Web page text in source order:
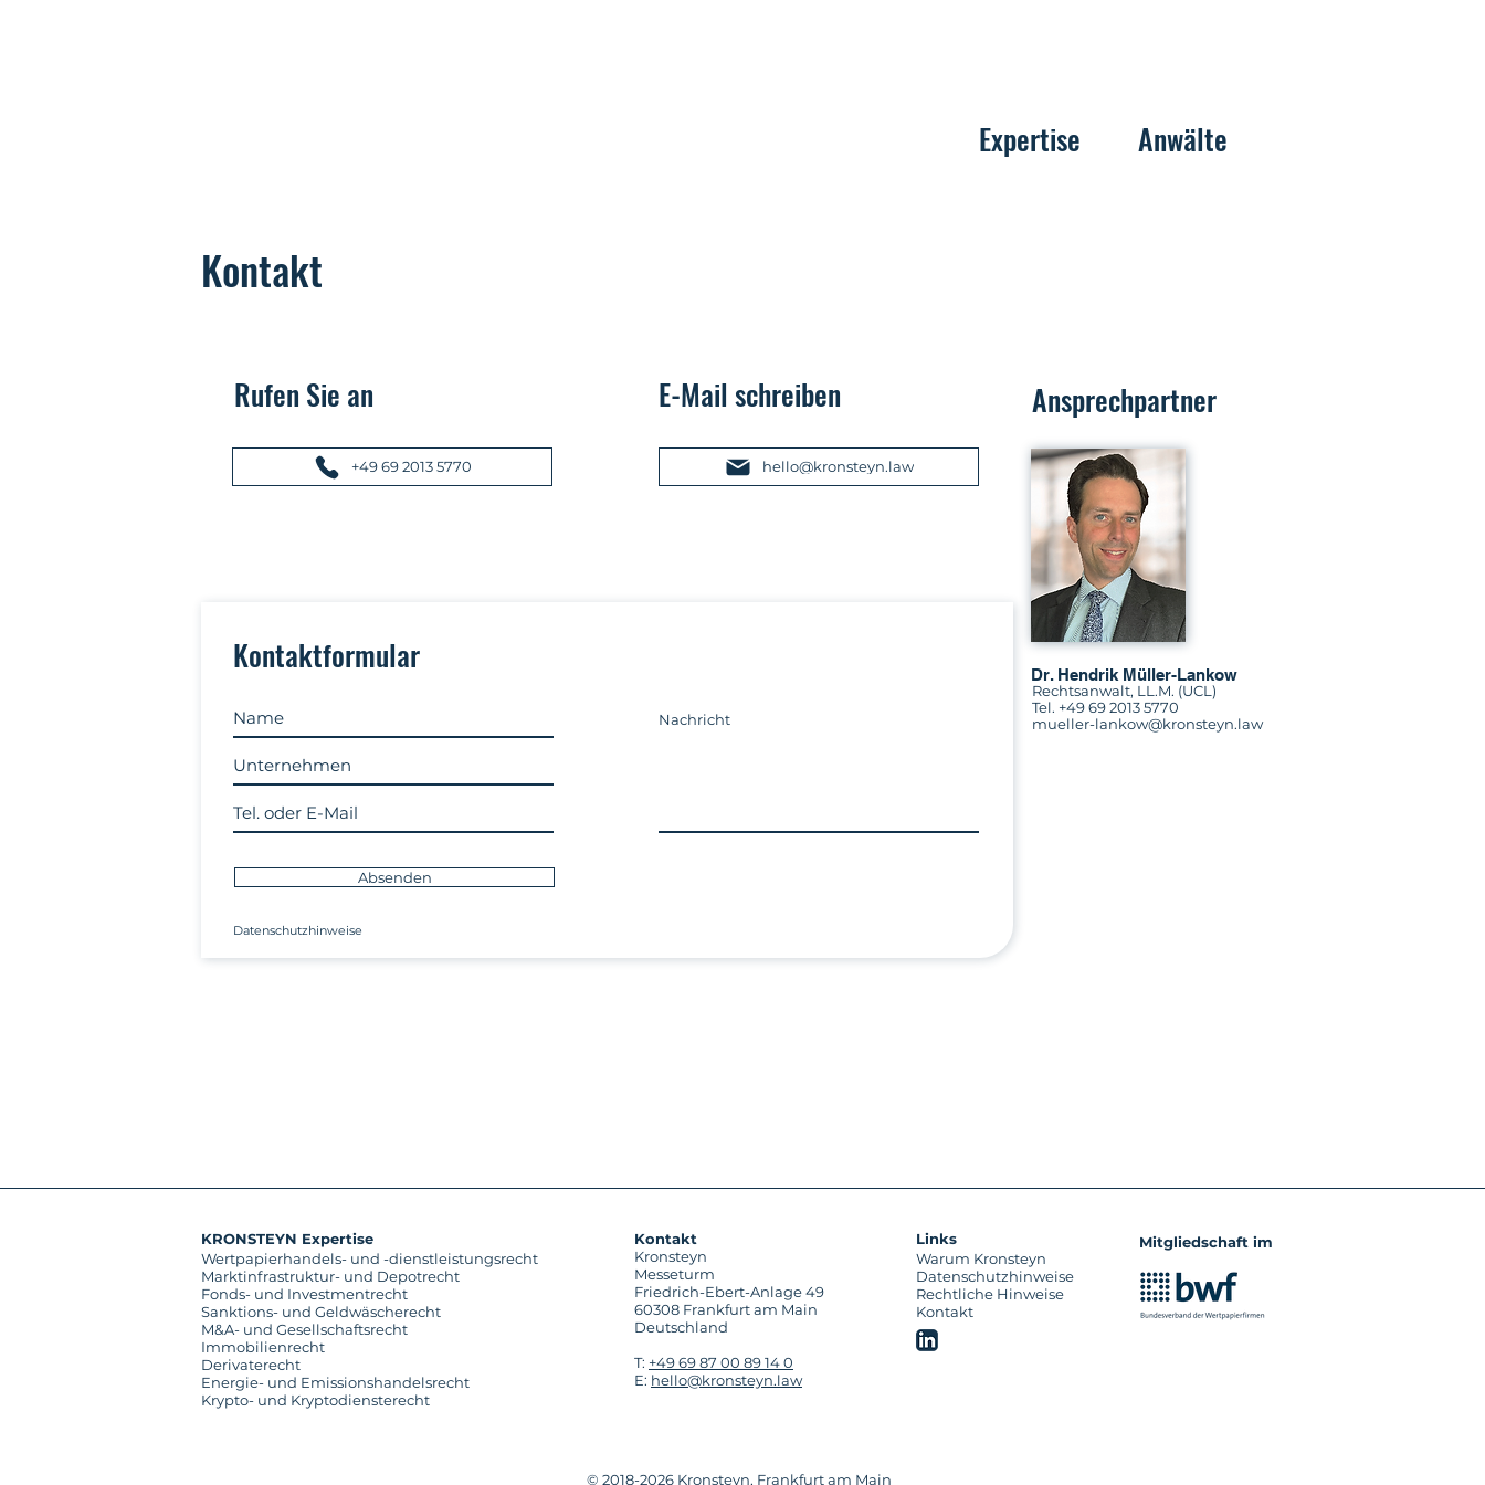
Expertise Anwälte
Kontakt
Rufen Sie an
+49 69 2013 5770
E-Mail schreiben
hello@kronsteyn.law
Kontaktformular
Absenden
Datenschutzhinweise
Ansprechpartner
Dr. Hendrik Müller-Lankow
Rechtsanwalt, LL.M. (UCL)
Tel. +49 69 2013 5770
mueller-lankow@kronsteyn.law
KRONSTEYN Expertise
Wertpapierhandels- und -dienstleistungsrecht
Marktinfrastruktur- und Depotrecht
Fonds- und Investmentrecht
Sanktions- und Geldwäscherecht
Immobilienrecht
Derivaterecht
Energie- und Emissionshandelsrecht
Krypto- und Kryptodiensterecht
Kontakt
Kronsteyn
Messeturm
Friedrich-Ebert-Anlage 49
60308 Frankfurt am Main
Deutschland
T: +49 69 87 00 89 14 0
E: hello@kronsteyn.law
Links
Warum Kronsteyn
Datenschutzhinweise
Rechtliche Hinweise
Kontakt
Mitgliedschaft im
© 2018-2026 Kronsteyn, Frankfurt am Main
M&A- und Gesellschaftsrecht